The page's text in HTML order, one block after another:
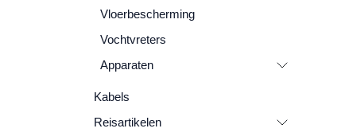
Vloerbescherming
Vochtvreters
Apparaten
Kabels
Reisartikelen